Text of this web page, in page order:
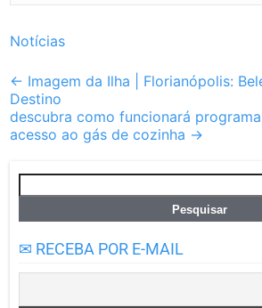
Notícias
Post
navigation
← Imagem da Ilha | Florianópolis:
Destino
descubra como funcionará
acesso ao gás de cozinha →
por:
✉ RECEBA POR E-MAIL